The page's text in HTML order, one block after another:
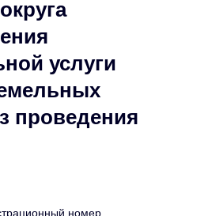
услуги
проведения
номер